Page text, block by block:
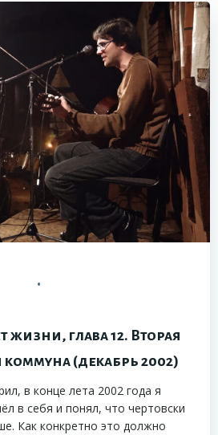
•
жизни, глава 12. Вторая
коммуна (декабрь 2002)
в конце лета 2002 года я
в себя и понял, что чертовски
Как конкретно это должно